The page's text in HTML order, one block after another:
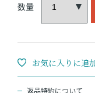
返品特約について